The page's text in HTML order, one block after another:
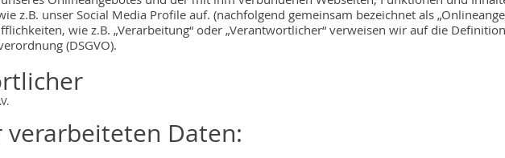
z.B. unser Social Media Profile auf. (nachfolgend gemeinsam bezeichnet als
wie z.B. „Verarbeitung“ oder „Verantwortlicher“ verweisen wir auf die
(DSGVO).
verarbeiteten Daten: